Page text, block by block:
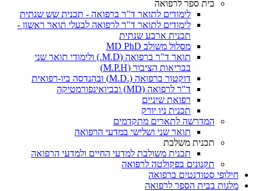
בית ספר לרפואה
לימודים לתואר ד"ר ברפואה - תכנית שש שנתית
לימודים לתואר ד"ר לרפואה לבעלי תואר ראשון -
תכנית ארבע שנתית
מסלול משולב MD PhD
תואר ד"ר ברפואה (M.D.) ולימודי תואר שני
בבריאות הציבור (M.P.H)
דוקטור ברפואה (.M.D) ובהנדסה ביו-רפואית
ד"ר לרפואה (MD) ובביואינפורמטיקה
רפואת שיניים
תכנית ניו יורק
המדרשה לתארים מתקדמים
תואר שני ושלישי במדעי הרפואה
תכנית משלבת
תכנית משולבת למדעי החיים ולמדעי הרפואה
תקנונים בפקולטה לרפואה
חילופי סטודנטים ברפואה
מלגות בבית הספר לרפואה